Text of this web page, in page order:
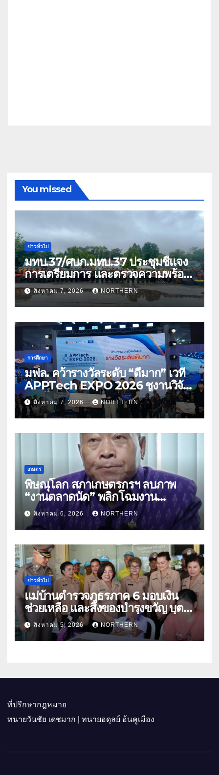
You missed
ข่าวทั่วไป
มทบ.37/ศบภ.มทบ.37 ประชุมชี้แจง
การเตรียมการ และตรวจความพร้อม
ด้านการบรรเทาสาธารณภัย
สิงหาคม 7, 2026 NORTHERN
การศึกษา
มฟล. คว้ารางวัลระดับ “ดีมาก” เวที
APPTech EXPO 2026 ชูงานวิจัย
สมุนไพร ขับเคลื่อนนวัตกรรมสู่เชิง
พาณิชย์
สิงหาคม 7, 2026 NORTHERN
เกษตร
พิษณุโลก สภาเกษตรกรฯ ลบภาพ
“งานตลาดนัด” พลิกโฉมงาน
“เกษตรรุ่งเรืองเมืองสองแคว 69” มุ่ง
ประโยชน์เกษตรกร ดึงนวัตกรรม-จับ
คู่ธุรกิจดันสินค้าเกษตรสู่สากล (คลิป)
สิงหาคม 6, 2026 NORTHERN
ข่าวทั่วไป
แม่บ้านตำรวจภูธรภาค 6 มอบเงิน
ช่วยเหลือ และสิ่งของบำรุงขวัญ บุตร-
ธิดา ข้าราชการตำรวจจังหวัด
อุทัยธานี
สิงหาคม 5, 2026 NORTHERN
ที่ปรึกษากฎหมาย
ทนายวันชัย เดชมาก | ทนายอดุลย์ อ้นคูเมือง